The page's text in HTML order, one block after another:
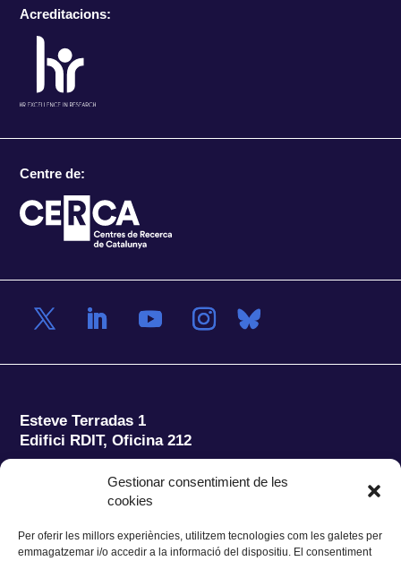
Gestionar consentimient de les
cookies
Per oferir les millors experiències, utilitzem tecnologies com les galetes per
emmagatzemar i/o accedir a la informació del dispositiu. El consentiment
Acreditacions:
Centre de:
Esteve Terradas 1
Edifici RDIT, Oficina 212
Parc Mediterrani de la Tecnologia (PMT)
del Baix Llobregat – UPC
Tel.:+34 93 280 2088